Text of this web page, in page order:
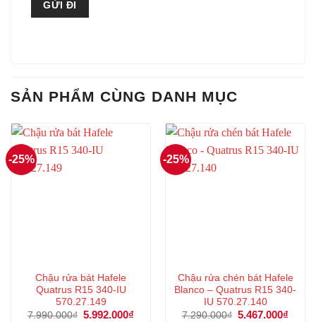
SẢN PHẨM CÙNG DANH MỤC
-25%
Chậu rửa bát Hafele
Quatrus R15 340-IU
570.27.149
7.990.000₫ Giá
5.992.000₫
-25%
Chậu rửa chén bát Hafele
Blanco – Quatrus R15 340-
IU 570.27.140
7.290.000₫ Giá
5.467.000₫